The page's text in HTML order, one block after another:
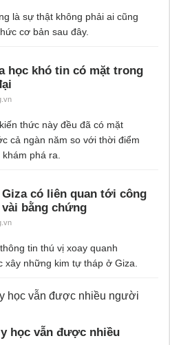
học khó tin có mặt trong
cả ngàn năm so với thời điểm
phá ra.
bằng chứng
tin thú vị xoay quanh